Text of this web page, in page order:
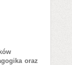
oraz